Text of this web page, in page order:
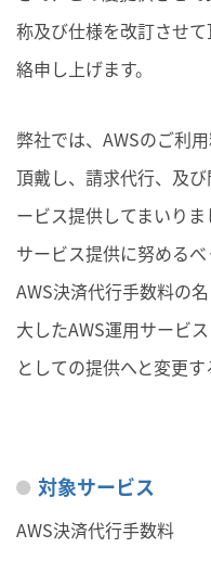
称及び仕様を改訂させ
絡申し上げます。
弊社では、AWSのご利
頂戴し、請求代行、及
ービス提供してまいり
サービス提供に努める
AWS決済代行手数料の
大したAWS運用サービ
としての提供へと変更
対象サービス
AWS決済代行手数料